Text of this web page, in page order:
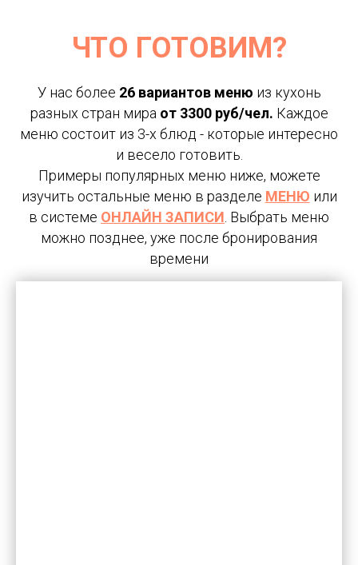
ЧТО ГОТОВИМ?
У нас более 26 вариантов меню из кухонь
разных стран мира от 3300 руб/чел. Каждое
меню состоит из 3-х блюд - которые интересно
и весело готовить.
Примеры популярных меню ниже, можете
изучить остальные меню в разделе МЕНЮ или
в системе ОНЛАЙН ЗАПИСИ . Выбрать меню
можно позднее, уже после бронирования
времени